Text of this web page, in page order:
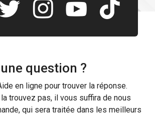
question ?
en ligne pour trouver la réponse.
trouvez pas, il vous suffira de nous
qui sera traitée dans les meilleurs